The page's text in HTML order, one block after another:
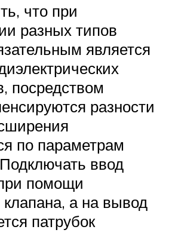
что при
разных типов
является
посредством
разности
по параметрам
ввод
помощи
клапана, а на вывод
патрубок